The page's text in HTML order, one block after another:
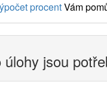
procentVám
jsou